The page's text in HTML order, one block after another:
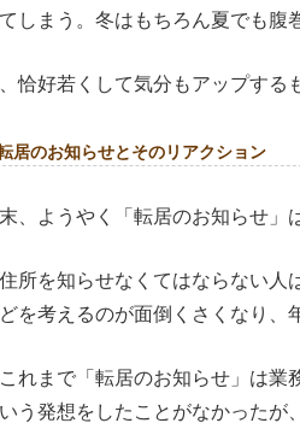
しまう。冬はもちろん夏でも腹
恰好若くして気分もアップする
居のお知らせとそのリアクション
、ようやく「転居のお知らせ」
所を知らせなくてはならない人
を考えるのが面倒くさくなり、
れまで「転居のお知らせ」は業
う発想をしたことがなかったが